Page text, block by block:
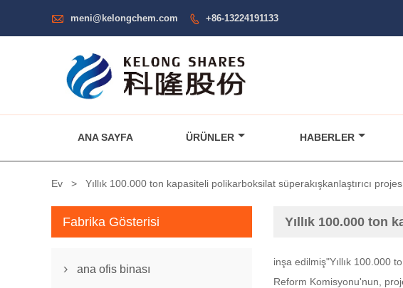
 meni@kelongchem.com  +86-13224191133
ANA SAYFA ÜRÜNLER HABERLER
Ev > Yıllık 100.000 ton kapasiteli polikarboksilat süperakışkanlaştırıcı
Yıllık 100.000 ton
inşa edilmiş"Yıllık 100.000
Reform Komisyonu'nun,
Fabrika Gösterisi
 ana ofis binası